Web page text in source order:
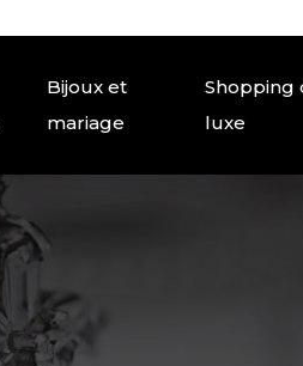
Bijoux et
mariage
Shopping
luxe